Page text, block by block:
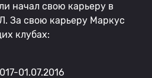
начал свою карьеру в
За свою карьеру Маркус
клубах:
01.07.2016